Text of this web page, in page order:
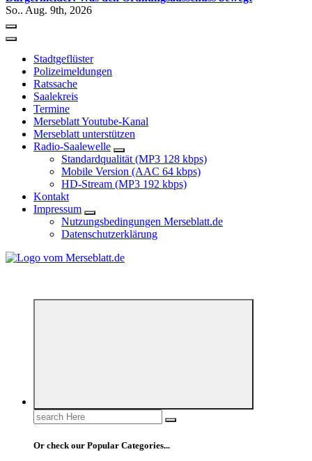
So.. Aug. 9th, 2026
Stadtgeflüster
Polizeimeldungen
Ratssache
Saalekreis
Termine
Merseblatt Youtube-Kanal
Merseblatt unterstützen
Radio-Saalewelle
Standardqualität (MP3 128 kbps)
Mobile Version (AAC 64 kbps)
HD-Stream (MP3 192 kbps)
Kontakt
Impressum
Nutzungsbedingungen Merseblatt.de
Datenschutzerklärung
Search
for:
Or check our Popular Categories...